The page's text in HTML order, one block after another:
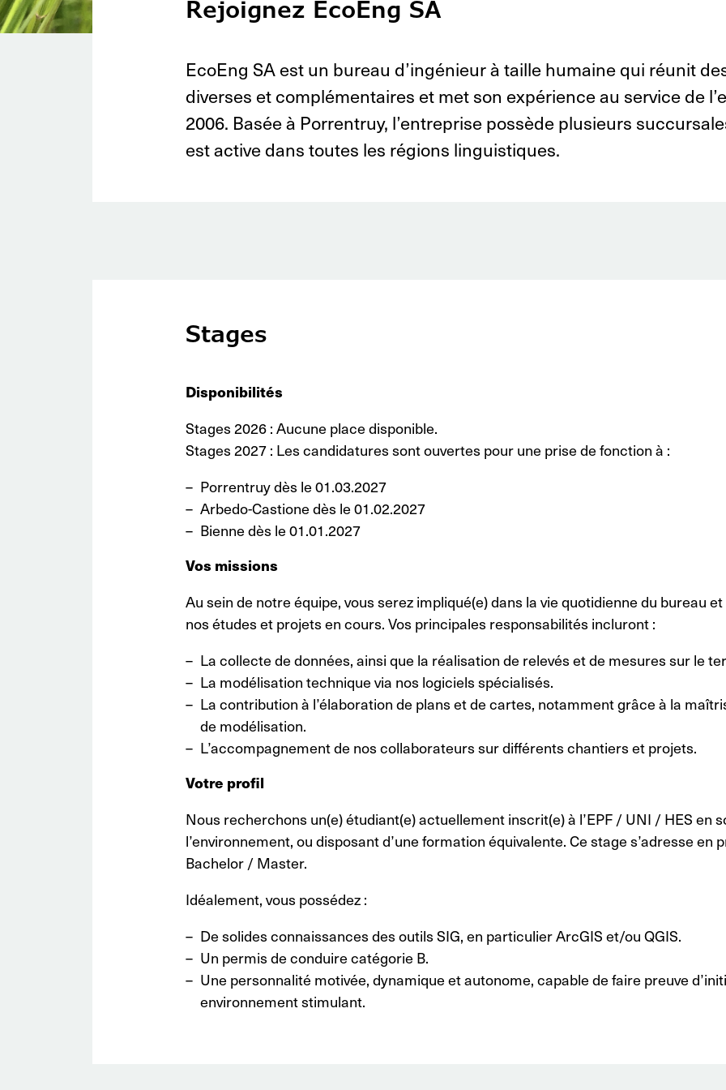
Rejoignez EcoEng SA
EcoEng SA est un bureau d’ingénieur à taille humaine qui réunit
diverses et complémentaires et met son expérience au service de
2006. Basée à Porrentruy, l’entreprise possède plusieurs
est active dans toutes les régions linguistiques.
Stages
Disponibilités
Stages 2026 : Aucune place disponible.
Stages 2027 : Les candidatures sont ouvertes pour une prise de fonction à :
Porrentruy dès le 01.03.2027
Arbedo-Castione dès le 01.02.2027
Bienne dès le 01.01.2027
Vos missions
Au sein de notre équipe, vous serez impliqué(e) dans la vie quotidienne du bureau
nos études et projets en cours. Vos principales responsabilités incluront :
La collecte de données, ainsi que la réalisation de relevés et de mesures sur le
La modélisation technique via nos logiciels spécialisés.
La contribution à l’élaboration de plans et de cartes, notamment grâce à la
de modélisation.
L’accompagnement de nos collaborateurs sur différents chantiers et projets.
Votre profil
Nous recherchons un(e) étudiant(e) actuellement inscrit(e) à l’EPF / UNI / HES en
l’environnement, ou disposant d’une formation équivalente. Ce stage s’adresse en
Bachelor / Master.
Idéalement, vous possédez :
De solides connaissances des outils SIG, en particulier ArcGIS et/ou QGIS.
Un permis de conduire catégorie B.
Une personnalité motivée, dynamique et autonome, capable de faire preuve
environnement stimulant.